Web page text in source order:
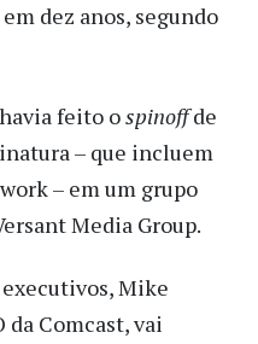
dez anos, segundo
feito ospinoffde
– que incluem
– em um grupo
Media Group.
executivos, Mike
da Comcast, vai